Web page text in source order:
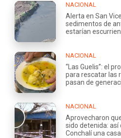
NACIONAL
Alerta en San
sedimentos de
estarían
NACIONAL
“Las Guelis”: el
para rescatar las
pasan de
NACIONAL
Aprovecharon
sido detenida:
Conchalí una